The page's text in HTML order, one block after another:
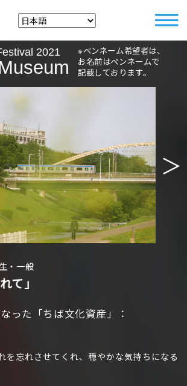
2021
※ペンネーム希望者は、
お名前はペンネームで
記載しております。
＞
・一般
て」
った「ちば文化資産」：
を忘れさせてくれ、穏やかな気持ちになる